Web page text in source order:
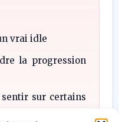
vrai idle
la progression
sur certains